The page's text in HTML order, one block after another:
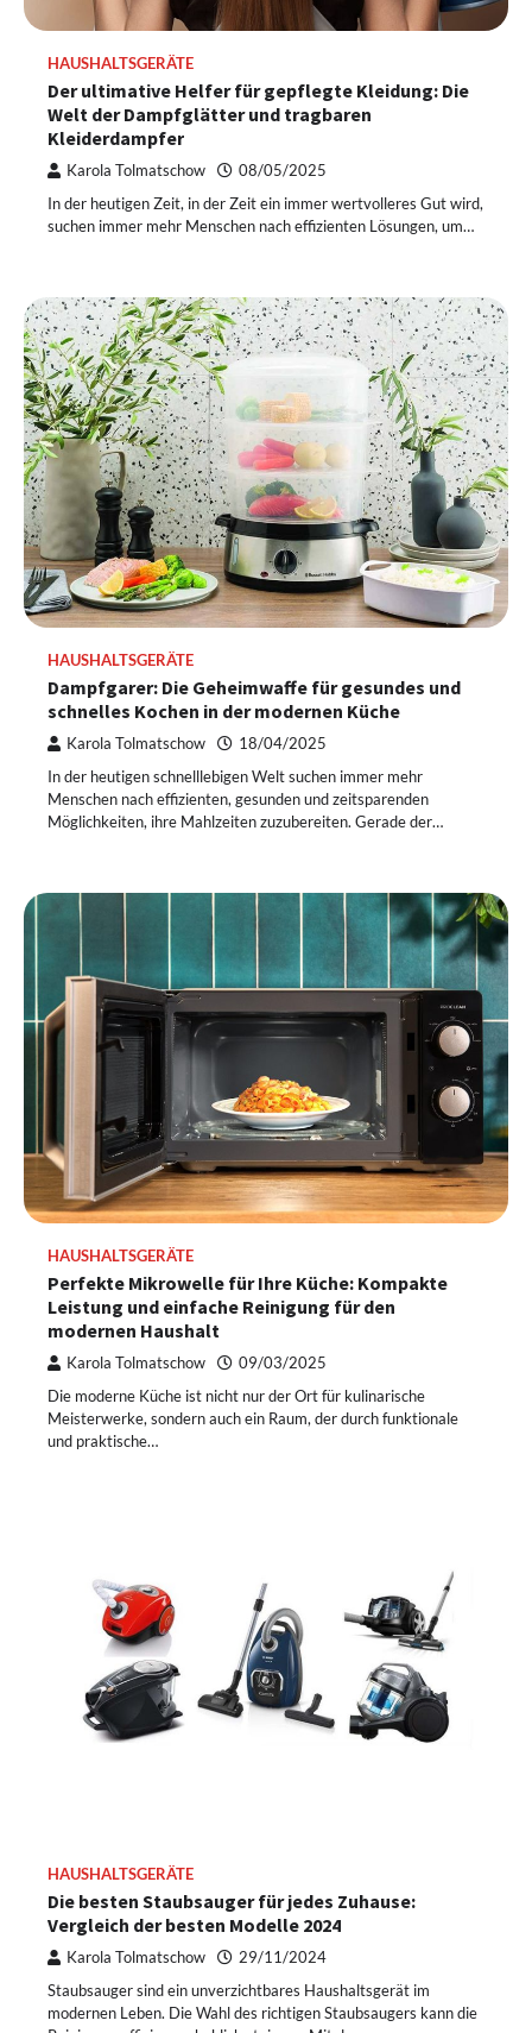
HAUSHALTSGERÄTE
Der ultimative Helfer für gepflegte Kleidung: Die
Welt der Dampfglätter und tragbaren
Kleiderdampfer
Karola Tolmatschow 08/05/2025
In der heutigen Zeit, in der Zeit ein immer wertvolleres Gut wird,
suchen immer mehr Menschen nach effizienten Lösungen, um…
HAUSHALTSGERÄTE
Dampfgarer: Die Geheimwaffe für gesundes und
schnelles Kochen in der modernen Küche
Karola Tolmatschow 18/04/2025
In der heutigen schnelllebigen Welt suchen immer mehr
Menschen nach effizienten, gesunden und zeitsparenden
Möglichkeiten, ihre Mahlzeiten zuzubereiten. Gerade der…
HAUSHALTSGERÄTE
Perfekte Mikrowelle für Ihre Küche: Kompakte
Leistung und einfache Reinigung für den
modernen Haushalt
Karola Tolmatschow 09/03/2025
Die moderne Küche ist nicht nur der Ort für kulinarische
Meisterwerke, sondern auch ein Raum, der durch funktionale
und praktische…
HAUSHALTSGERÄTE
Die besten Staubsauger für jedes Zuhause:
Vergleich der besten Modelle 2024
Karola Tolmatschow 29/11/2024
Staubsauger sind ein unverzichtbares Haushaltsgerät im
modernen Leben. Die Wahl des richtigen Staubsaugers kann die